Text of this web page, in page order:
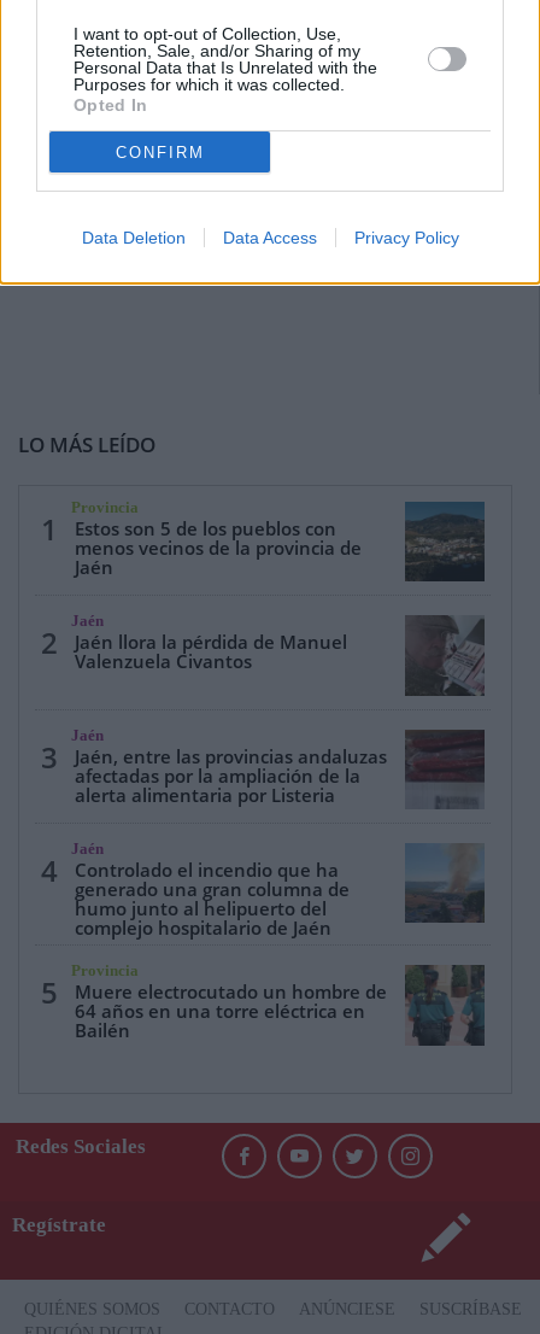
I want to opt-out of Collection, Use,
Retention, Sale, and/or Sharing of my
Personal Data that Is Unrelated with the
Purposes for which it was collected.
Opted In
CONFIRM
Data Deletion Data Access Privacy Policy
LO MÁS LEÍDO
1
Provincia
Estos son 5 de los pueblos con
menos vecinos de la provincia de
Jaén
2
Jaén
Jaén llora la pérdida de Manuel
Valenzuela Civantos
3
Jaén
Jaén, entre las provincias andaluzas
afectadas por la ampliación de la
alerta alimentaria por Listeria
4
Jaén
Controlado el incendio que ha
generado una gran columna de
humo junto al helipuerto del
complejo hospitalario de Jaén
5
Provincia
Muere electrocutado un hombre de
64 años en una torre eléctrica en
Bailén
Redes Sociales
Regístrate
QUIÉNES SOMOS CONTACTO ANÚNCIESE
SUSCRÍBASE